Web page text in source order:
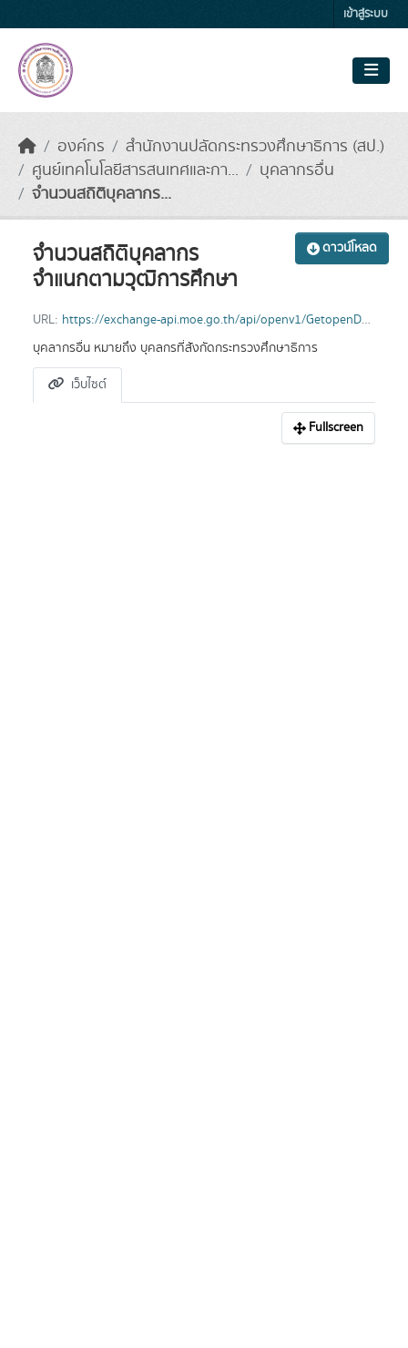
เข้าสู่ระบบ
องค์กร
สำนักงานปลัดกระทรวงศึกษาธิการ (สป.)
ศูนย์เทคโนโลยีสารสนเทศและกา...
บุคลากรอื่น
จำนวนสถิติบุคลากร...
ดาวน์โหลด
จำนวนสถิติบุคลากร
จำแนกตามวุฒิการศึกษา
URL: https://exchange-api.moe.go.th/api/openv1/GetopenData43/2565/1
บุคลากรอื่น หมายถึง บุคลกรที่สังกัดกระทรวงศึกษาธิการ
เว็บไซต์
Fullscreen